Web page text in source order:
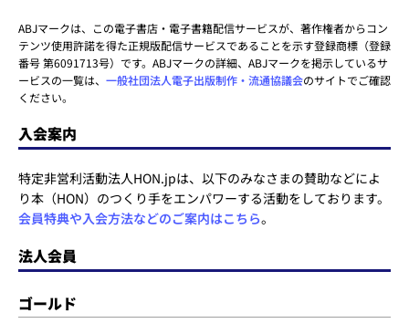
ABJマークは、この電子書店・電子書籍配信サービスが、著作権者からコン
テンツ使用許諾を得た正規版配信サービスであることを示す登録商標（登録
番号 第6091713号）です。ABJマークの詳細、ABJマークを掲示しているサ
ービスの一覧は、 一般社団法人電子出版制作・流通協議会のサイトでご確認
ください。
入会案内
特定非営利活動法人HON.jpは、以下のみなさまの賛助などによ
り本（HON）のつくり手をエンパワーする活動をしております。
会員特典や入会方法などのご案内はこちら。
法人会員
ゴールド